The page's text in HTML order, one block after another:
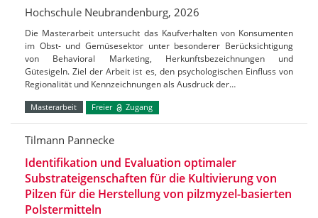
Hochschule Neubrandenburg, 2026
Die Masterarbeit untersucht das Kaufverhalten von Konsumenten
im Obst- und Gemüsesektor unter besonderer Berücksichtigung
von Behavioral Marketing, Herkunftsbezeichnungen und
Gütesigeln. Ziel der Arbeit ist es, den psychologischen Einfluss von
Regionalität und Kennzeichnungen als Ausdruck der…
Masterarbeit Freier Zugang
Tilmann Pannecke
Identifikation und Evaluation optimaler
Substrateigenschaften für die Kultivierung von
Pilzen für die Herstellung von pilzmyzel-basierten
Polstermitteln